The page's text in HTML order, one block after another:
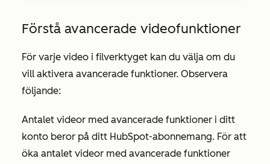
Förstå avancerade videofunktioner
För varje video i filverktyget kan du välja om du
vill aktivera avancerade funktioner. Observera
följande:
Antalet videor med avancerade funktioner i ditt
konto beror på ditt HubSpot-abonnemang. För att
öka antalet videor med avancerade funktioner